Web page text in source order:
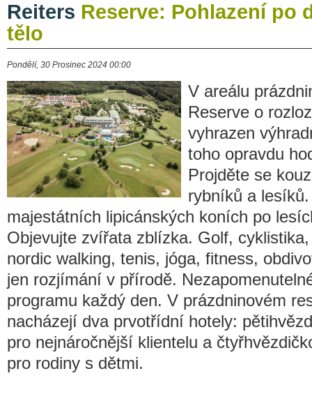
Reiters Reserve: Pohlazení po
tělo
Pondělí, 30 Prosinec 2024 00:00
V areálu
Reserve o
vyhrazen
toho opravdu
Projděte se
rybníků a
majestátních lipicánských koních po
Objevujte zvířata zblízka. Golf,
nordic walking, tenis, jóga, fitness,
jen rozjímání v přírodě.
programu každý den. V prázdninovém
nacházejí dva prvotřídní hotely:
pro nejnáročnější klientelu a
pro rodiny s dětmi.